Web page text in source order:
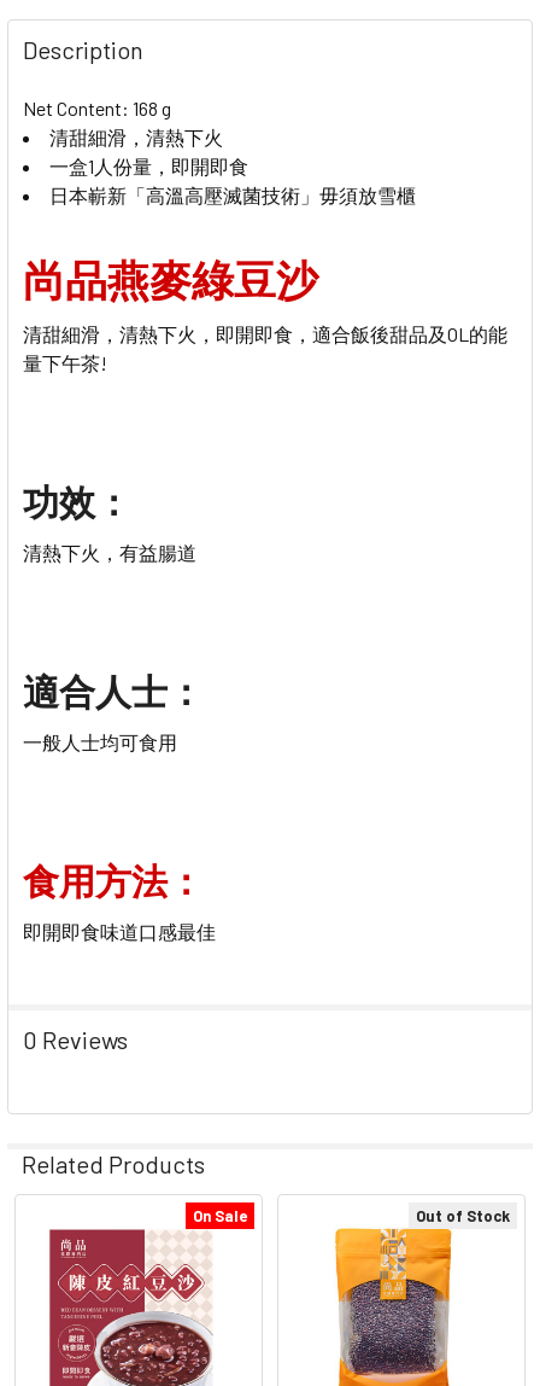
DECREASE QUANTITY OF PREMIER FOOD WALNUT
INCREASE QUANTITY OF PREMIER FOOD
Description
Net Content: 168 g
清甜細滑，清熱下火
一盒1人份量，即開即食
日本嶄新「高溫高壓滅菌技術」毋須放雪櫃
尚品燕麥綠豆沙
清甜細滑，清熱下火 ，即開即食，適合飯後甜品及OL的能
量下午茶!
功效：
清熱下火，有益腸道
適合人士：
一般人士均可食用
食用方法：
即開即食味道口感最佳
0 Reviews
Related Products
Related
Products
On Sale Out of Stock